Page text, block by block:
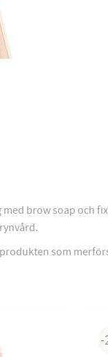
brow soap och
som